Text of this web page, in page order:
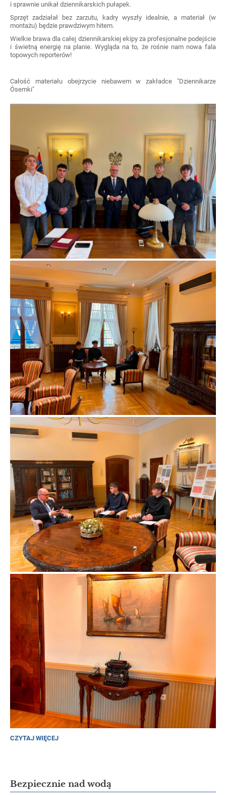
i sprawnie unikał dziennikarskich pułapek.
Sprzęt zadziałał bez zarzutu, kadry wyszły idealnie, a materiał (w
montażu) będzie prawdziwym hitem.
Wielkie brawa dla całej dziennikarskiej ekipy za profesjonalne podejście
i świetną energię na planie. Wygląda na to, że rośnie nam nowa fala
topowych reporterów!
Całość materiału obejrzycie niebawem w zakładce "Dziennikarze
Ósemki"
ZE
PREZYDENCKIM
GABINECIE:
CZYTAJ WIĘCEJ
Bezpiecznie nad wodą